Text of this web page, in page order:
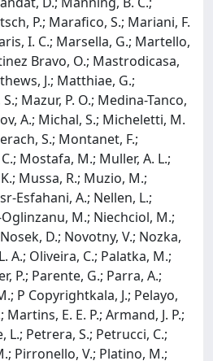
P.; Marafico, S.; Mariani, F.
I. C.; Marsella, G.; Martello,
Bravo, O.; Mastrodicasa,
J.; Matthiae, G.;
Mazur, P. O.; Medina-Tanco,
A.; Michal, S.; Micheletti, M.
S.; Montanet, F.;
Mostafa, M.; Muller, A. L.;
Mussa, R.; Muzio, M.;
Esfahani, A.; Nellen, L.;
M.; Niechciol, M.;
D.; Novotny, V.; Nozka,
A.; Oliveira, C.; Palatka, M.;
P.; Parente, G.; Parra, A.;
P Copyrightkala, J.; Pelayo,
Martins, E. E. P.; Armand, J. P.;
L.; Petrera, S.; Petrucci, C.;
Pirronello, V.; Platino, M.;